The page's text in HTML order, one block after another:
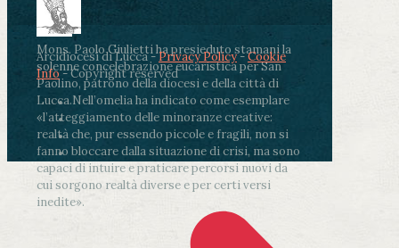
Mons. Paolo Giulietti ha presieduto stamani la
solenne concelebrazione eucaristica per San
Paolino, patrono della diocesi e della città di
Lucca.Nell’omelia ha indicato come esemplare
«l’atteggiamento delle minoranze creative:
realtà che, pur essendo piccole e fragili, non si
fanno bloccare dalla situazione di crisi, ma sono
capaci di intuire e praticare percorsi nuovi da
cui sorgono realtà diverse e per certi versi
inedite».
Arcidiocesi di Lucca -Privacy Policy-Cookie
Info- Copyright reserved